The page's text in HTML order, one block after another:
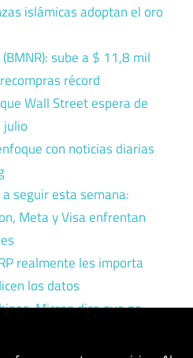
islámicas adoptan el oro
sube a $ 11,8 mil
récord
Wall Street espera de
julio
con noticias diarias
seguir esta semana:
Meta y Visa enfrentan
realmente les importa
los datos
Micron dice que no.